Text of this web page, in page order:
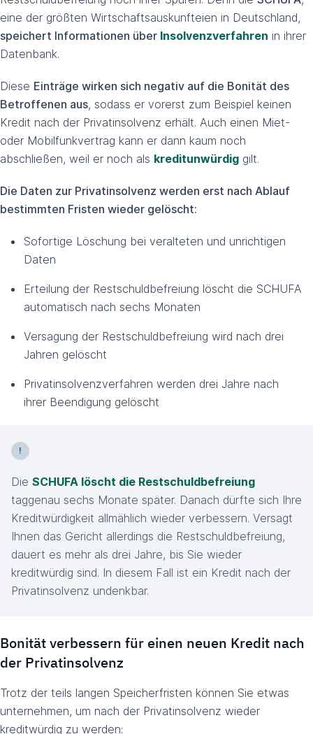
eine der größten Wirtschaftsauskunfteien in Deutschland,
speichert Informationen über Insolvenzverfahren in ihrer
Datenbank.
Diese Einträge wirken sich negativ auf die Bonität des
Betroffenen aus, sodass er vorerst zum Beispiel keinen
Kredit nach der Privatinsolvenz erhält. Auch einen Miet-
oder Mobilfunkvertrag kann er dann kaum noch
abschließen, weil er noch als kreditunwürdig gilt.
Die Daten zur Privatinsolvenz werden erst nach Ablauf
bestimmten Fristen wieder gelöscht:
Sofortige Löschung bei veralteten und unrichtigen
Daten
Erteilung der Restschuldbefreiung löscht die SCHUFA
automatisch nach sechs Monaten
Versagung der Restschuldbefreiung wird nach drei
Jahren gelöscht
Privatinsolvenzverfahren werden drei Jahre nach
ihrer Beendigung gelöscht
Die SCHUFA löscht die Restschuldbefreiung
taggenau sechs Monate später. Danach dürfte sich Ihre
Kreditwürdigkeit allmählich wieder verbessern. Versagt
Ihnen das Gericht allerdings die Restschuldbefreiung,
dauert es mehr als drei Jahre, bis Sie wieder
kreditwürdig sind. In diesem Fall ist ein Kredit nach der
Privatinsolvenz undenkbar.
Bonität verbessern für einen neuen Kredit nach
der Privatinsolvenz
Trotz der teils langen Speicherfristen können Sie etwas
unternehmen, um nach der Privatinsolvenz wieder
kreditwürdig zu werden: